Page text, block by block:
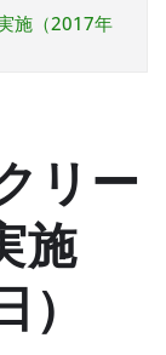
施（2017年
リー
施